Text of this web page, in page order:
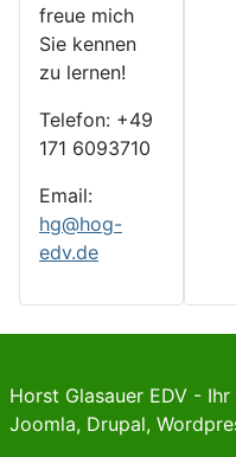
freue mich
Sie kennen
zu lernen!
Telefon: +49
171 6093710
Email:
hg@hog-
edv.de
Horst Glasauer EDV -
Joomla, Drupal,